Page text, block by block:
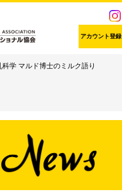
アカウント登録
科学 マルド博士のミルク語り